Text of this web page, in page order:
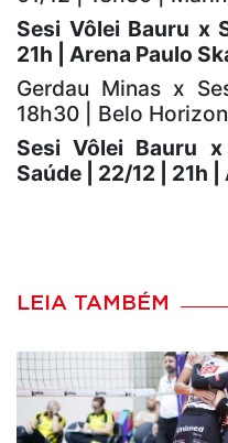
Sesi Vôlei Bauru x
21h | Arena Paulo
Gerdau Minas x
18h30 | Belo
Sesi Vôlei Bauru
Saúde | 22/12 | 21h
LEIA TAMBÉM